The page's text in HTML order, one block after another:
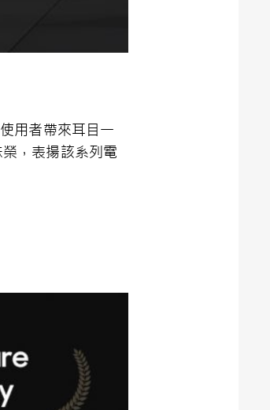
用者帶來耳目一
，表揚該系列電